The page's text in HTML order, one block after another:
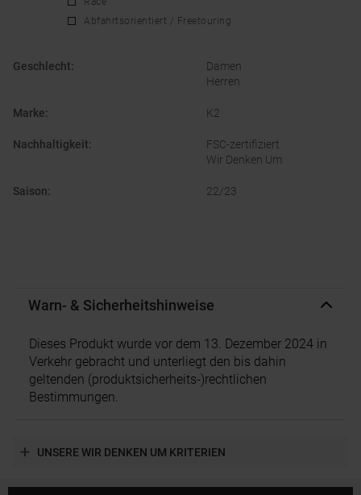
Abfahrtsorientiert / Freetouring
Geschlecht:
Damen
Herren
Marke: K2
Nachhaltigkeit:
FSC-zertifiziert
Wir Denken Um
Saison: 22/23
Warn- & Sicherheitshinweise
Dieses Produkt wurde vor dem 13. Dezember 2024 in
Verkehr gebracht und unterliegt den bis dahin
geltenden (produktsicherheits-)rechtlichen
Bestimmungen.
UNSERE WIR DENKEN UM KRITERIEN